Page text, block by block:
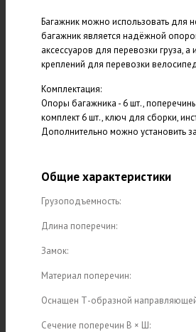
Багажник можно использовать для
багажник является надёжной
аксессуаров для перевозки груза,
креплений для перевозки
Комплектация:
Опоры багажника - 6 шт.,
комплект 6 шт., ключ для сборки,
Дополнительно можно установить
Общие характеристики
Грузоподъемность:
Длина поперечин:
Замок:
Материал поперечин:
Оснащен Т-образной
Сечение поперечин В × Ш: